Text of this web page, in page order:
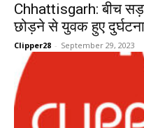
Chhattisgarh: बीच
छोड़ने से युवक हुए
Clipper28 - September 29, 2023